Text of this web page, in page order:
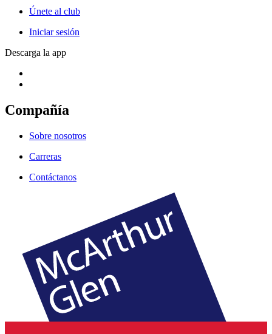
Únete al club
Iniciar sesión
Descarga la app
Compañía
Sobre nosotros
Carreras
Contáctanos